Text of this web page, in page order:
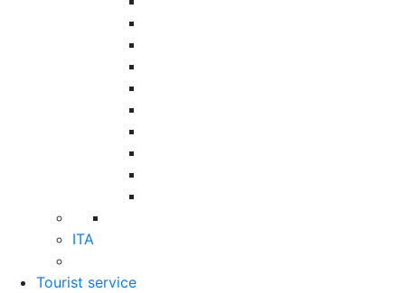
ITA
Tourist service